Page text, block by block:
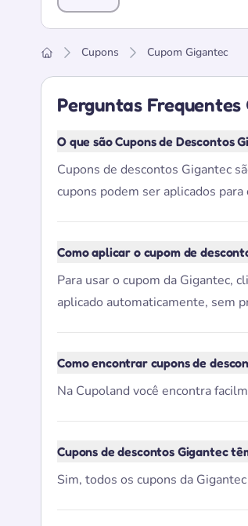
Cupons Cupom Gigantec
Perguntas Frequentes
O que são Cupons de Descontos
Cupons de descontos Gigantec
cupons podem ser aplicados
Como aplicar o cupom de
Para usar o cupom da Gigantec,
aplicado automaticamente, sem
Como encontrar cupons de
Na Cupoland você encontra
Cupons de descontos Gigantec
Sim, todos os cupons da